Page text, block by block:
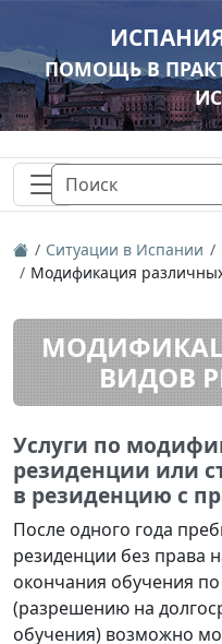
ПОМОЩЬ В
Ситуации в Испании
Модификация
ВИДОВ
Услуги по
резиденции или
в резиденцию с
После одного года
резиденции без права
окончания обучения
(разрешению на
обучения) возможно